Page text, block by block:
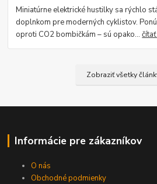
Miniatúrne elektrické hustilky sa rýchlo
doplnkom pre moderných cyklistov.
oproti CO2 bombičkám – sú opako...
Zobraziť všetky
Informácie pre zákazníkov
O nás
Obchodné podmienky